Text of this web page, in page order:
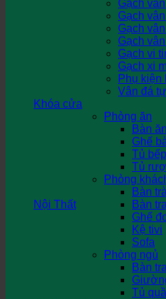
Gạch
Gạch
Gạch
Gạch
Gạch vi
Gạch xi
Phụ kiện
Vân đá
Khóa cửa
Nội Thất
Phòng ăn
Bàn ăn
Ghế
Tủ bếp
Tủ
Phòng
Bàn trà
Bàn
Ghế
Kệ tivi
Sofa
Phòng ngủ
Bàn
Tủ